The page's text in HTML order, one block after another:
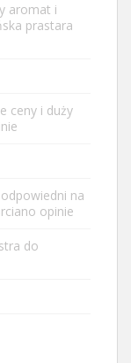
aromat i
prastara
ceny i duży
na
opinie
do